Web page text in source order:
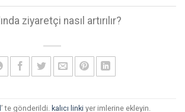
ziyaretçi nasıl artırılır?
’ te gönderildi. kalıcı linki yer imlerine ekleyin.